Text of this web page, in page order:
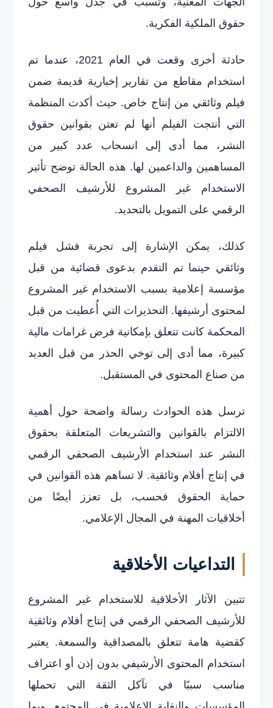
حقوق الملكية الفكرية.
حادثة أخرى وقعت في العام 2021، عندما تم
استخدام مقاطع من تقارير إخبارية قديمة ضمن
فيلم وثائقي من إنتاج خاص. حيث أكدت المنظمة
التي أنتجت الفيلم أنها لم تعتن بقوانين حقوق
النشر، مما أدى إلى انسحاب عدد كبير من
المساهمين والداعمين لها. هذه الحالة توضح تأثير
الاستخدام غير المشروع للأرشيف الصحفي
الرقمي على التمويل بالتحديد.
كذلك، يمكن الإشارة إلى تجربة فشل فيلم
وثائقي حينما تم التقدم بدعوى قضائية من قبل
مؤسسة إعلامية بسبب الاستخدام غير المشروع
لمحتوى أرشيفها. التحذيرات التي أُعطيت من قبل
المحكمة كانت تتعلق بإمكانية فرض غرامات مالية
كبيرة، مما أدى إلى توخي الحذر من قبل العديد
من صناع المحتوى في المستقبل.
ترسل هذه الحوادث رسالة واضحة حول أهمية
الالتزام بالقوانين والتشريعات المتعلقة بحقوق
النشر عند استخدام الأرشيف الصحفي الرقمي
في إنتاج أفلام وثائقية. لا تساهم هذه القوانين في
حماية الحقوق فحسب، بل تعزز أيضًا من
أخلاقيات المهنة في المجال الإعلامي.
التداعيات الأخلاقية
تتبين الآثار الأخلاقية للاستخدام غير المشروع
للأرشيف الصحفي الرقمي في إنتاج أفلام وثائقية
كقضية هامة تتعلق بالمصداقية والسمعة. يعتبر
استخدام المحتوى الأرشيفي بدون إذن أو اعتراف
مناسب سببًا في تآكل الثقة التي تحملها